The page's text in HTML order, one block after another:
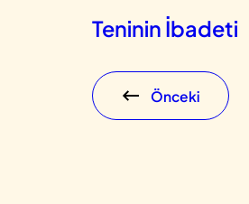
Teninin İbadeti
Önceki